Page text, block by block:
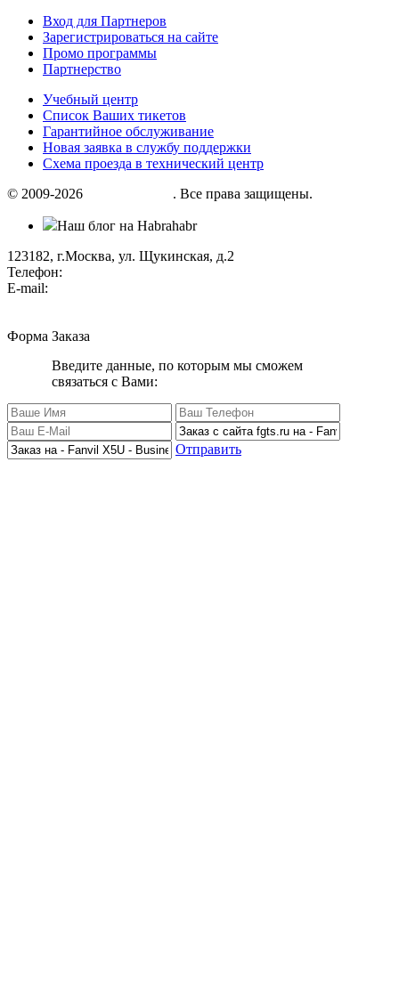
Вход для Партнеров
Зарегистрироваться на сайте
Промо программы
Партнерство
Учебный центр
Список Ваших тикетов
Гарантийное обслуживание
Новая заявка в службу поддержки
Схема проезда в технический центр
© 2009-2026
. Все права защищены.
Наш блог на Habrahabr
123182, г.Москва, ул. Щукинская, д.2
Телефон:
E-mail:
Форма Заказа
Введите данные, по которым мы сможем
связаться с Вами:
Отправить